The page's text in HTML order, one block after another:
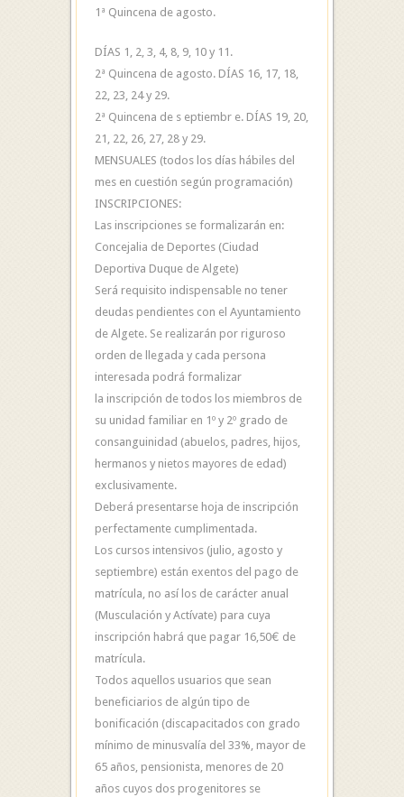
1ª Quincena de agosto.
DÍAS 1, 2, 3, 4, 8, 9, 10 y 11.
2ª Quincena de agosto. DÍAS 16, 17, 18,
22, 23, 24 y 29.
2ª Quincena de s eptiembr e. DÍAS 19, 20,
21, 22, 26, 27, 28 y 29.
MENSUALES (todos los días hábiles del
mes en cuestión según programación)
INSCRIPCIONES:
Las inscripciones se formalizarán en:
Concejalia de Deportes (Ciudad
Deportiva Duque de Algete)
Será requisito indispensable no tener
deudas pendientes con el Ayuntamiento
de Algete. Se realizarán por riguroso
orden de llegada y cada persona
interesada podrá formalizar
la inscripción de todos los miembros de
su unidad familiar en 1º y 2º grado de
consanguinidad (abuelos, padres, hijos,
hermanos y nietos mayores de edad)
exclusivamente.
Deberá presentarse hoja de inscripción
perfectamente cumplimentada.
Los cursos intensivos (julio, agosto y
septiembre) están exentos del pago de
matrícula, no así los de carácter anual
(Musculación y Actívate) para cuya
inscripción habrá que pagar 16,50€ de
matrícula.
Todos aquellos usuarios que sean
beneficiarios de algún tipo de
bonificación (discapacitados con grado
mínimo de minusvalía del 33%, mayor de
65 años, pensionista, menores de 20
años cuyos dos progenitores se